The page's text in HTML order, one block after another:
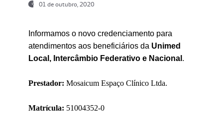
01 de outubro, 2020
Informamos o novo credenciamento para
atendimentos aos beneficiários da Unimed
Local, Intercâmbio Federativo e Nacional .
Prestador: Mosaicum Espaço Clínico Ltda.
Matrícula: 51004352-0